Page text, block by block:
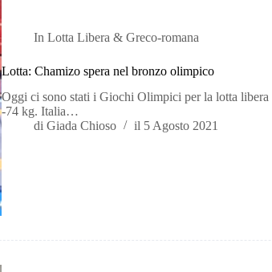
In Lotta Libera & Greco-romana
Lotta: Chamizo spera nel bronzo olimpico
Oggi ci sono stati i Giochi Olimpici per la lotta libera
-74 kg. Italia…
di Giada Chioso il 5 Agosto 2021